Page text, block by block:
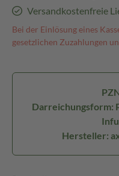
Versandkostenfreie
Bei der Einlösung eines
gesetzlichen Zuzahlungen
Darreichungsform:
Hersteller: